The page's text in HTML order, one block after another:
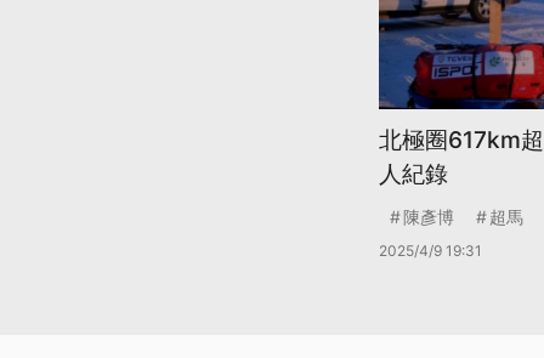
北極圈617km
人紀錄
陳彥博 超馬
2025/4/9 19:31